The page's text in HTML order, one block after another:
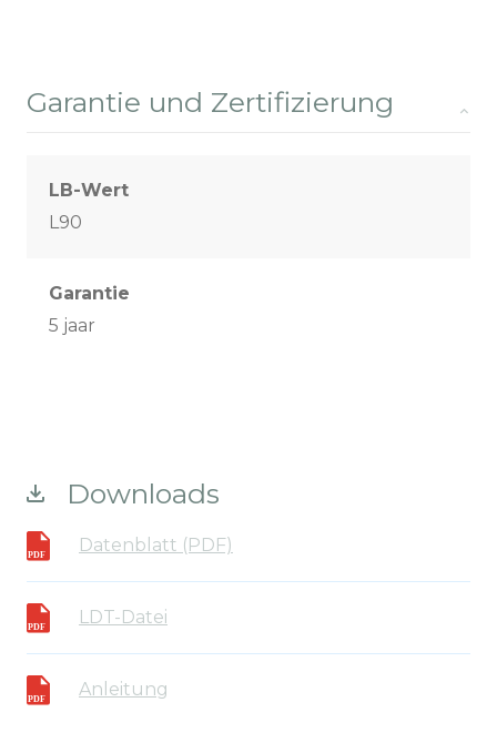
Garantie und Zertifizierung
LB-Wert
L90
Garantie
5 jaar
Downloads
Datenblatt (PDF)
LDT-Datei
Anleitung